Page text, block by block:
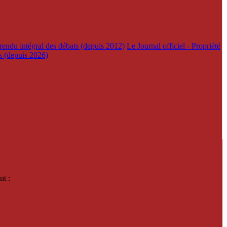
intégral des débats (depuis 2012) Le Journal officiel - Propriété
(depuis 2026)
: